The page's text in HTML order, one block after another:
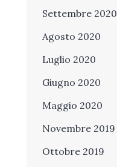
Settembre 2020
Agosto 2020
Luglio 2020
Giugno 2020
Maggio 2020
Novembre 2019
Ottobre 2019